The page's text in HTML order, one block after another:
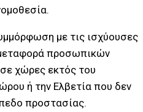
με τις ισχύουσες
μεταφορά προσωπικών
χώρες εκτός του
ή την Ελβετία που δεν
προστασίας.